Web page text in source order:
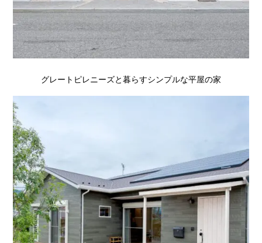
グレートピレニーズと暮らすシンプルな平屋の家